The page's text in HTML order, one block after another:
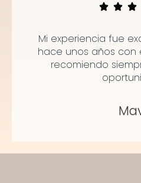
Mi experiencia fue
hace unos años con
recomiendo